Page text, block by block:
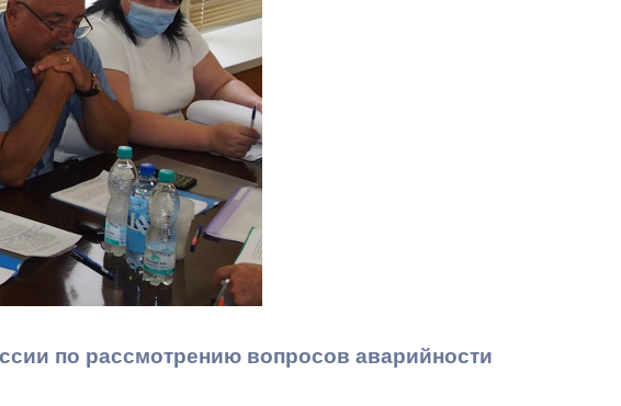
Противодействие коррупции
Градостроительная деятельность
на
нуждающихся в
условий по
Формирование комфортной
городской среды
Бюджет для граждан
Пространственные сведения
Гражданская оборона в
по рассмотрению вопросов аварийности